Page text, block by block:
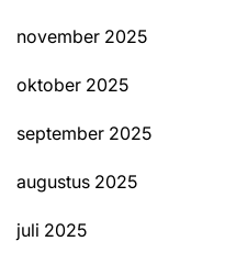
november 2025
oktober 2025
september 2025
augustus 2025
juli 2025